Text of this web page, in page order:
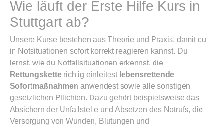
Wie läuft der Erste Hilfe Kurs in
Stuttgart ab?
Unsere Kurse bestehen aus Theorie und Praxis, damit du
in Notsituationen sofort korrekt reagieren kannst. Du
lernst, wie du Notfallsituationen erkennst, die
Rettungskette richtig einleitest lebensrettende
Sofortmaßnahmen anwendest sowie alle sonstigen
gesetzlichen Pflichten. Dazu gehört beispielsweise das
Absichern der Unfallstelle und Absetzen des Notrufs, die
Versorgung von Wunden, Blutungen und